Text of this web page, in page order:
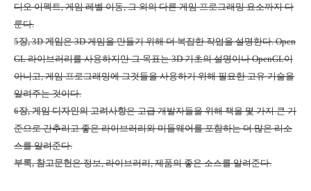
디오 이펙트,게임 레벨 이동,그 외의 다른 게임 프로그래밍 요소까지 다
룬다.
5장, 3D게임은3D게임을 만들기 위해 더 복잡한 작업을 설명한다. Open
GL라이브러리를 사용하지만 그 목표는3D기초의 설명이나OpenGL이
아니고,게임 프로그래밍에 그것들을 사용하기 위해 필요한 고유 기술을
알려주는 것이다.
6장,게임 디자인의 고려사항은 고급 개발자들을 위해 책을 몇 가지 큰 기
준으로 간추리고 좋은 라이브러리와 미들웨어를 포함하는 더 많은 리소
스를 알려준다.
부록,참고문헌은 정보,라이브러리,제품의 좋은 소스를 알려준다.